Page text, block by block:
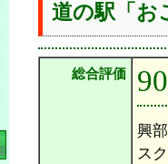
道の駅「お
総合評価
興
ス